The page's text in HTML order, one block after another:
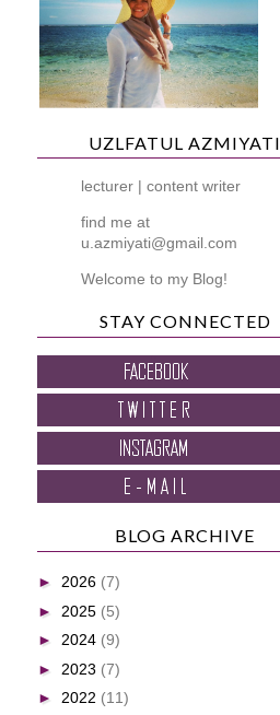
UZLFATUL AZMIYATI
lecturer | content writer
find me at
u.azmiyati@gmail.com
Welcome to my Blog!
STAY CONNECTED
BLOG ARCHIVE
► 2026 (7)
► 2025 (5)
► 2024 (9)
► 2023 (7)
► 2022 (11)